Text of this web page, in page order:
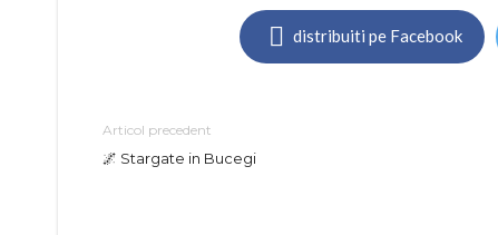
distribuiti pe Facebook
Articol precedent
🌌 Stargate in Bucegi